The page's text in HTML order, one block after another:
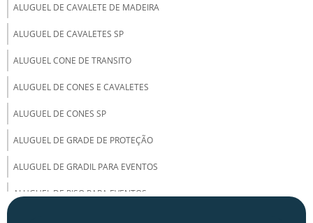
ALUGUEL DE CAVALETE DE MADEIRA
ALUGUEL DE CAVALETES SP
ALUGUEL CONE DE TRANSITO
ALUGUEL DE CONES E CAVALETES
ALUGUEL DE CONES SP
ALUGUEL DE GRADE DE PROTEÇÃO
ALUGUEL DE GRADIL PARA EVENTOS
ALUGUEL DE PISO PARA EVENTOS